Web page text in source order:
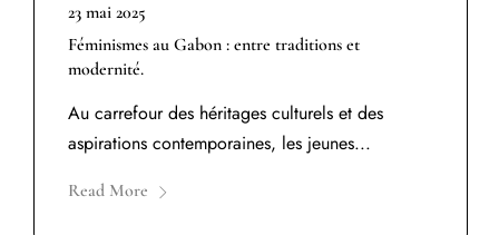
23 mai 2025
Féminismes au Gabon : entre traditions et
modernité.
Au carrefour des héritages culturels et des
aspirations contemporaines, les jeunes...
Read More